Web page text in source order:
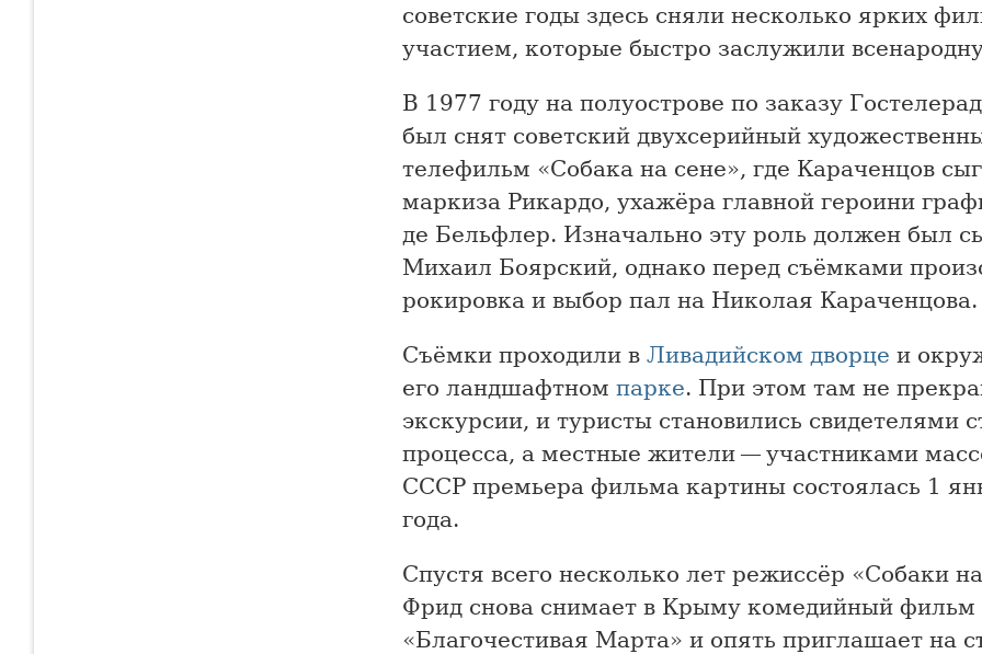
советские годы здесь сняли несколько ярких
участием, которые быстро заслужили
В 1977 году на полуострове по заказу
был снят советский двухсерийный
телефильм «Собака на сене», где Караченцов
маркиза Рикардо, ухажёра главной героини
де Бельфлер. Изначально эту роль должен был
Михаил Боярский, однако перед съёмками
рокировка и выбор пал на Николая Караченцова.
Съёмки проходили в Ливадийском дворце и
его ландшафтном парке. При этом там не
экскурсии, и туристы становились свидетелями
процесса, а местные жители — участниками
СССР премьера фильма картины состоялась 1
года.
Спустя всего несколько лет режиссёр «Собаки
Фрид снова снимает в Крыму комедийный фильм
«Благочестивая Марта» и опять приглашает на